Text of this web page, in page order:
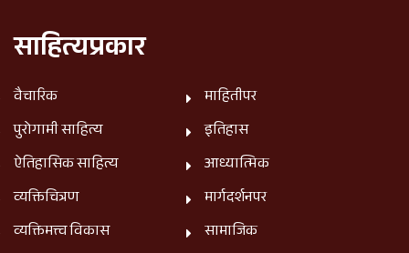
साहित्यप्रकार
वैचारिक
पुरोगामी साहित्य
ऐतिहासिक साहित्य
व्यक्तिचित्रण
व्यक्तिमत्त्व विकास
माहितीपर
इतिहास
आध्यात्मिक
मार्गदर्शनपर
सामाजिक